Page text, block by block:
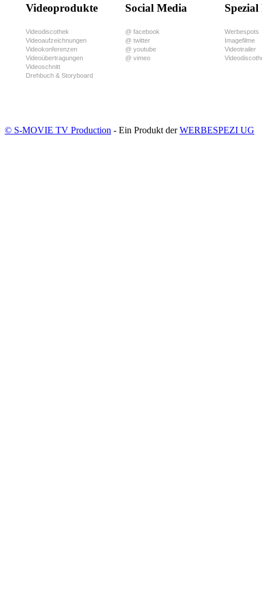
Videoprodukte
Videodiscothek
Videoaufzeichnungen
Videokonferenzen
Videoübertragungen
Videoschnitt
Drehbuch & Storyboard
Social Media
@ facebook
@ twitter
@ youtube
@ vimeo
Werbespots
Imagefilme
Videotrailer
© S-MOVIE TV Production - Ein Produkt derWERBESPEZI UG